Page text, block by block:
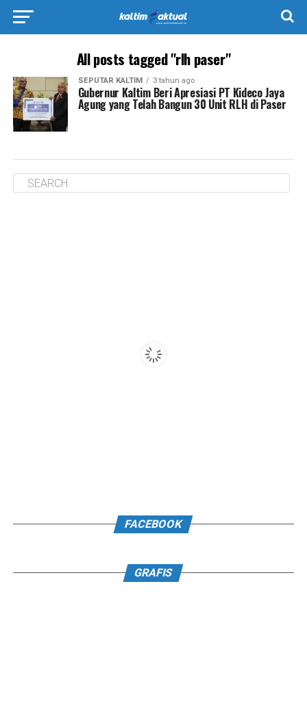
All posts tagged "rlh paser"
SEPUTAR KALTIM 3 tahun ago
Gubernur Kaltim Beri Apresiasi PT Kideco Jaya
Agung yang Telah Bangun 30 Unit RLH di Paser
FACEBOOK
GRAFIS